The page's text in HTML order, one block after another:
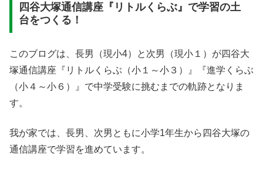
四谷大塚通信講座『リトルくらぶ』で学習の土
台をつくる！
このブログは、長男（現小4）と次男（現小１）が四谷大
塚通信講座『リトルくらぶ（小１～小３）』『進学くらぶ
（小４～小６）』で中学受験に挑むまでの軌跡となりま
す。
我が家では、長男、次男ともに小学1年生から四谷大塚の
通信講座で学習を進めています。